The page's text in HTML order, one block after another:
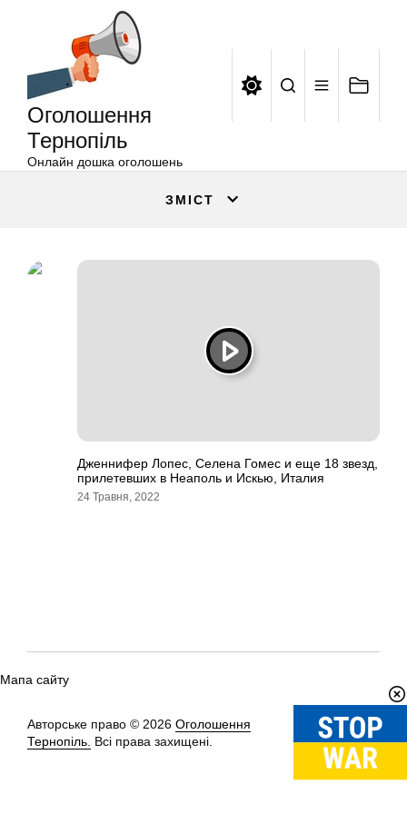
Оголошення
Тернопіль
Онлайн дошка оголошень
ЗМІСТ
Дженнифер Лопес, Селена Гомес и еще 18 звезд,
прилетевших в Неаполь и Искью, Италия
24 Травня, 2022
Мапа сайту
Авторське право © 2026 Оголошення
Тернопіль. Всі права захищені.
Вгору↑